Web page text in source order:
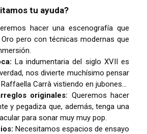
tu ayuda?
hacer una escenografía que
pero con técnicas modernas que
La indumentaria del siglo XVII es
nos divierte muchísimo pensar
Carrà vistiendo en jubones…
originales: Queremos hacer
y pegadiza que, además, tenga una
para sonar muy muy pop.
Necesitamos espacios de ensayo